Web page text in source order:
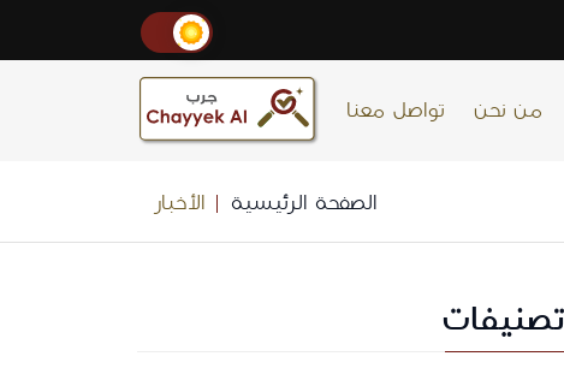
من نحن تواصل معنا
الصفحة الرئيسية الأخبار
تصنيفات